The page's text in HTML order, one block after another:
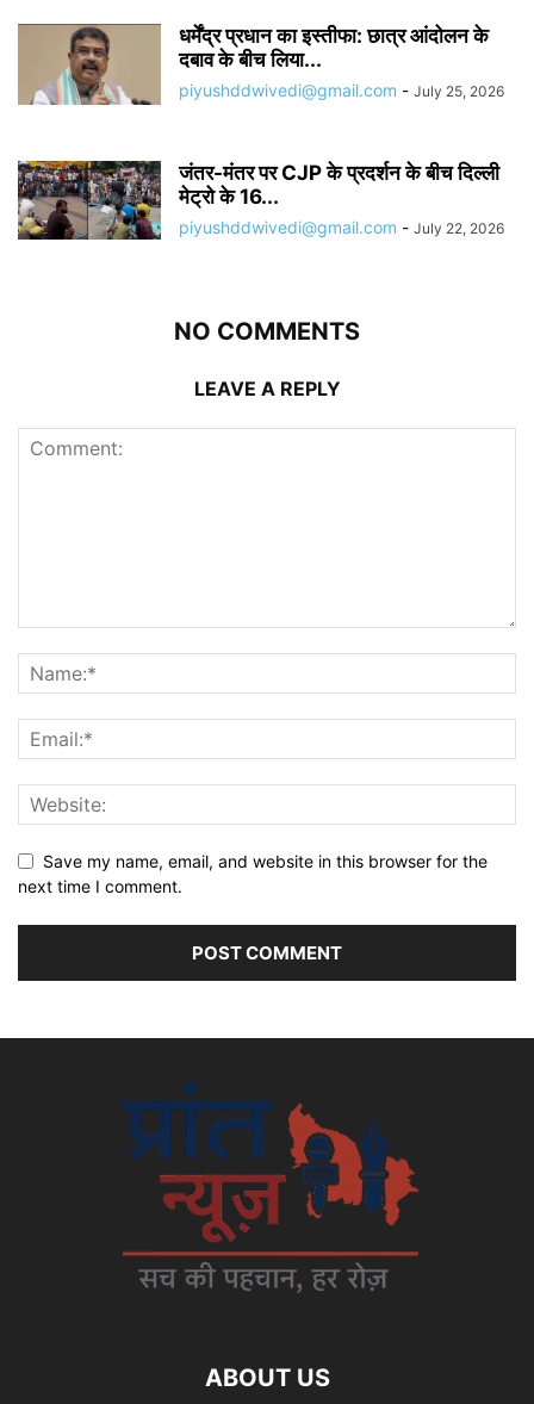
धर्मेंद्र प्रधान का इस्तीफा: छात्र आंदोलन के
दबाव के बीच लिया...
piyushddwivedi@gmail.com - July 25, 2026
जंतर-मंतर पर CJP के प्रदर्शन के बीच दिल्ली
मेट्रो के 16...
piyushddwivedi@gmail.com - July 22, 2026
NO COMMENTS
LEAVE A REPLY
Save my name, email, and website in this browser for the
next time I comment.
ABOUT US